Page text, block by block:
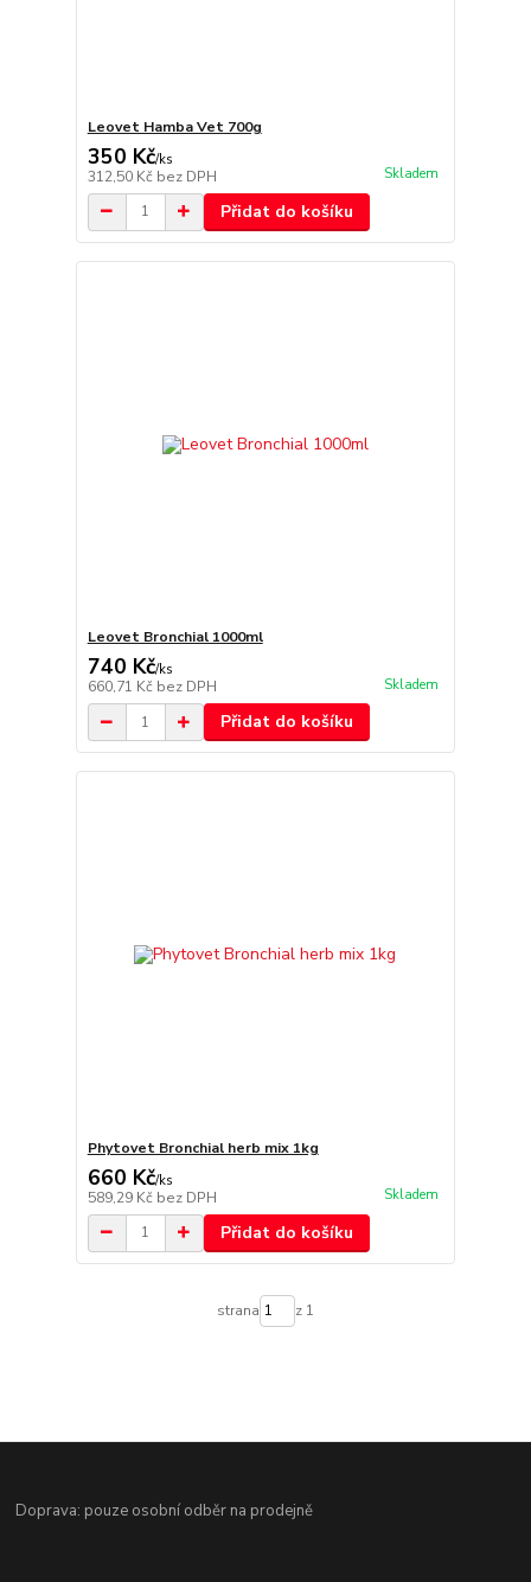
Leovet Hamba Vet 700g
350 Kč/ks
312,50 Kč bez DPH Skladem
Přidat do košíku
Leovet Bronchial 1000ml
740 Kč/ks
660,71 Kč bez DPH Skladem
Přidat do košíku
Phytovet Bronchial herb mix 1kg
660 Kč/ks
589,29 Kč bez DPH Skladem
Přidat do košíku
strana z 1
Doprava: pouze osobní odběr na prodejně